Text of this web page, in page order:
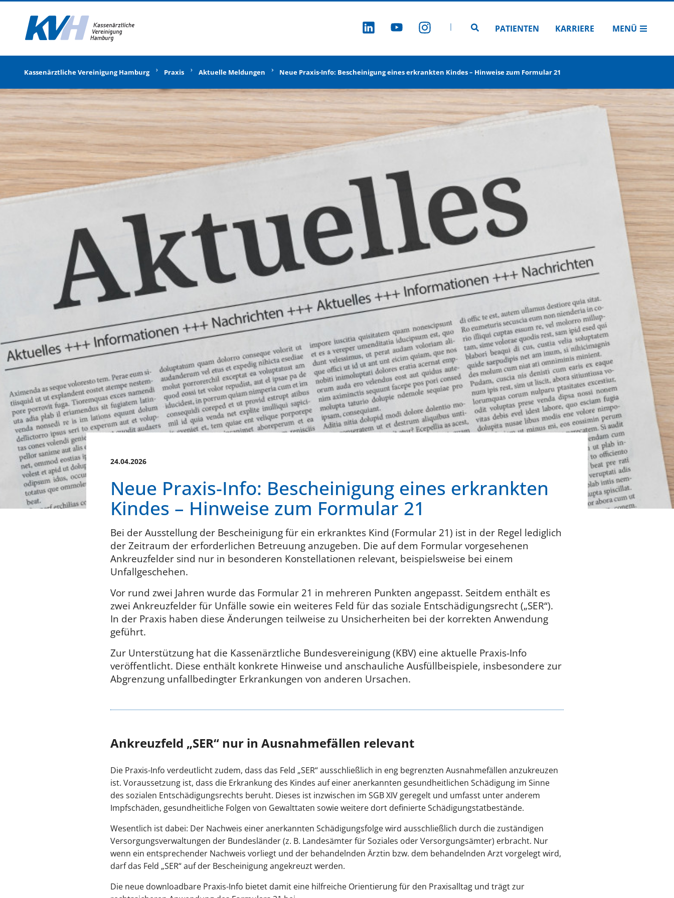
ZU LINKEDIN
ZU YOUTUBE
ZU INSTAGRAM
Zur Seitensuche
PATIENTEN KARRIERE MENÜ
Kassenärztliche Vereinigung Hamburg Praxis Aktuelle Meldungen Neue Praxis-Info: Bescheinigung eines erkrankten Kindes – Hinweise zum Formular 21
24.04.2026
Neue Praxis-Info: Bescheinigung eines erkrankten
Kindes – Hinweise zum Formular 21
Bei der Ausstellung der Bescheinigung für ein erkranktes Kind (Formular 21) ist in der Regel lediglich
der Zeitraum der erforderlichen Betreuung anzugeben. Die auf dem Formular vorgesehenen
Ankreuzfelder sind nur in besonderen Konstellationen relevant, beispielsweise bei einem
Unfallgeschehen.
Vor rund zwei Jahren wurde das Formular 21 in mehreren Punkten angepasst. Seitdem enthält es
zwei Ankreuzfelder für Unfälle sowie ein weiteres Feld für das soziale Entschädigungsrecht („SER“).
In der Praxis haben diese Änderungen teilweise zu Unsicherheiten bei der korrekten Anwendung
geführt.
Zur Unterstützung hat die Kassenärztliche Bundesvereinigung (KBV) eine aktuelle Praxis-Info
veröffentlicht. Diese enthält konkrete Hinweise und anschauliche Ausfüllbeispiele, insbesondere zur
Abgrenzung unfallbedingter Erkrankungen von anderen Ursachen.
Ankreuzfeld „SER“ nur in Ausnahmefällen relevant
Die Praxis-Info verdeutlicht zudem, dass das Feld „SER“ ausschließlich in eng begrenzten Ausnahmefällen anzukreuzen
ist. Voraussetzung ist, dass die Erkrankung des Kindes auf einer anerkannten gesundheitlichen Schädigung im Sinne
des sozialen Entschädigungsrechts beruht. Dieses ist inzwischen im SGB XIV geregelt und umfasst unter anderem
Impfschäden, gesundheitliche Folgen von Gewalttaten sowie weitere dort definierte Schädigungstatbestände.
Wesentlich ist dabei: Der Nachweis einer anerkannten Schädigungsfolge wird ausschließlich durch die zuständigen
Versorgungsverwaltungen der Bundesländer (z. B. Landesämter für Soziales oder Versorgungsämter) erbracht. Nur
wenn ein entsprechender Nachweis vorliegt und der behandelnden Ärztin bzw. dem behandelnden Arzt vorgelegt wird,
darf das Feld „SER“ auf der Bescheinigung angekreuzt werden.
Die neue downloadbare Praxis-Info bietet damit eine hilfreiche Orientierung für den Praxisalltag und trägt zur